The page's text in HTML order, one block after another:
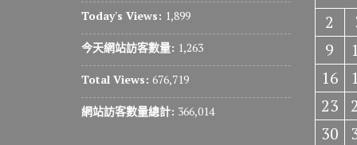
Today's Views: 1,899
今天網站訪客數量: 1,263
Total Views: 676,719
網站訪客數量總計: 366,014
2
9
16
23
30